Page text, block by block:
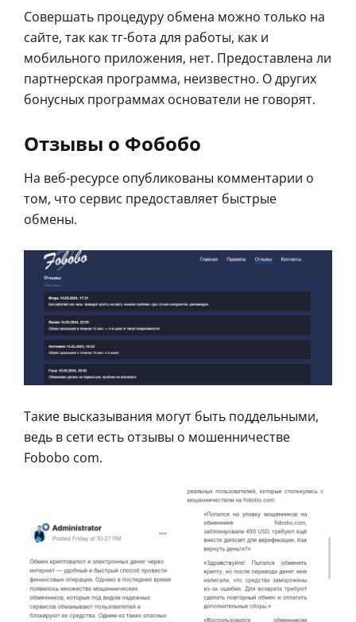
Совершать процедуру обмена можно только на
сайте, так как тг-бота для работы, как и
мобильного приложения, нет. Предоставлена ли
партнерская программа, неизвестно. О других
бонусных программах основатели не говорят.
Отзывы о Фобобо
На веб-ресурсе опубликованы комментарии о
том, что сервис предоставляет быстрые
обмены.
Такие высказывания могут быть поддельными,
ведь в сети есть отзывы о мошенничестве
Fobobo com.